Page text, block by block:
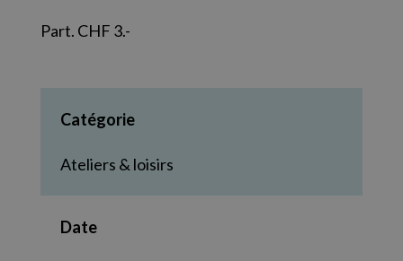
Part. CHF 3.-
Catégorie
Ateliers & loisirs
Date